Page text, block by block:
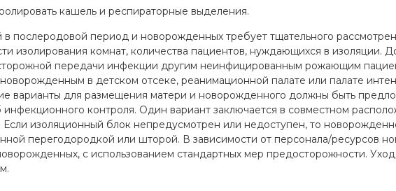
кашель и респираторные выделения.
послеродовой период и новорожденных требует тщательного
изолирования комнат, количества пациентов, нуждающихся в
передачи инфекции другим неинфицированным рожающим
в детском отсеке, реанимационной палате или палате
варианты для размещения матери и новорожденного должны быть
контроля. Один вариант заключается в совместном
изоляционный блок непредусмотрен или недоступен, то
перегодородкой или шторой. В зависимости от персонала/ресурсов
с использованием стандартных мер предосторожности.